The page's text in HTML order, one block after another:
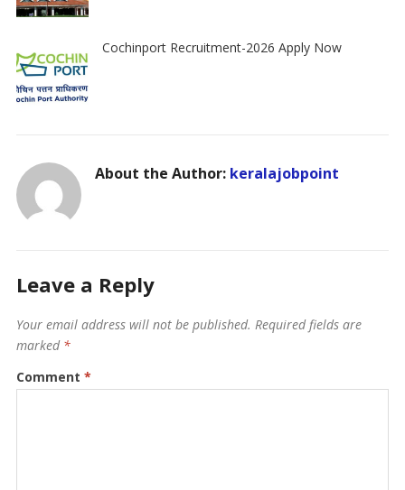
Cochinport Recruitment-2026 Apply Now
About the Author: keralajobpoint
Leave a Reply
Your email address will not be published. Required fields are
marked *
Comment *